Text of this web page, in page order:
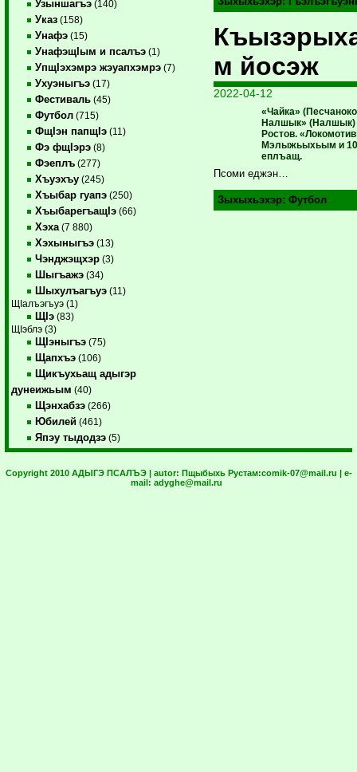
Узыншагъэ (140)
Указ (158)
Унафэ (15)
УнафэщIым и псалъэ (1)
УпщIэхэмрэ жэуапхэмрэ (7)
Ухуэныгъэ (17)
Фестиваль (45)
Футбол (715)
ФщIэн папщIэ (11)
Фэ фщIэрэ (8)
Фэеплъ (277)
Хъуэхъу (245)
Хъыбар гуапэ (250)
ХъыбарегъащIэ (66)
Хэха (7 880)
Хэхыныгъэ (13)
Чэнджэщхэр (3)
Шыгъажэ (34)
Шыхулъагъуэ (11)
ЩIалъэгъуэ (1)
ЩIэ (83)
ЩIэблэ (3)
ЩIэныгъэ (75)
Щапхъэ (106)
Щикъухьащ адыгэр
дунеижьым (40)
Щэнхабзэ (266)
Юбилей (461)
Япэу тыдодзэ (5)
м йосэж
2022-04-12
«Чайка»
Налшык» (Налшык)
Ростов.
Мэлыжьыхьым и
еплъащ.
Псоми еджэн…
Зыхыхьэхэр:Футбол
Copyright 2010 АДЫГЭ ПСАЛЪЭ | autor: Пщыбыхь Рустам:comik-07@mail.ru | e-
mail: adyghe@mail.ru